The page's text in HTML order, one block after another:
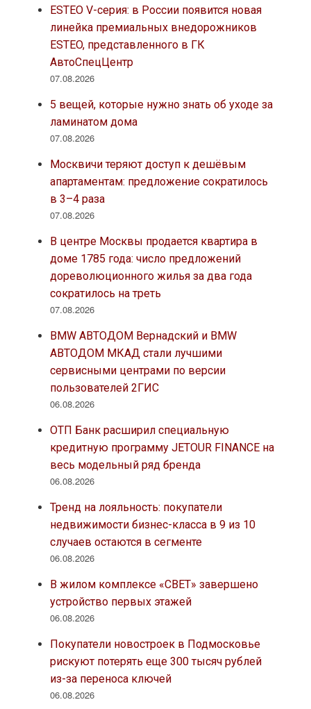
ESTEO V-серия: в России появится новая
линейка премиальных внедорожников
ESTEO, представленного в ГК
АвтоСпецЦентр
07.08.2026
5 вещей, которые нужно знать об уходе за
ламинатом дома
07.08.2026
Москвичи теряют доступ к дешёвым
апартаментам: предложение сократилось
в 3–4 раза
07.08.2026
В центре Москвы продается квартира в
доме 1785 года: число предложений
дореволюционного жилья за два года
сократилось на треть
07.08.2026
BMW АВТОДОМ Вернадский и BMW
АВТОДОМ МКАД стали лучшими
сервисными центрами по версии
пользователей 2ГИС
06.08.2026
ОТП Банк расширил специальную
кредитную программу JETOUR FINANCE на
весь модельный ряд бренда
06.08.2026
Тренд на лояльность: покупатели
недвижимости бизнес-класса в 9 из 10
случаев остаются в сегменте
06.08.2026
В жилом комплексе «СВЕТ» завершено
устройство первых этажей
06.08.2026
Покупатели новостроек в Подмосковье
рискуют потерять еще 300 тысяч рублей
из-за переноса ключей
06.08.2026